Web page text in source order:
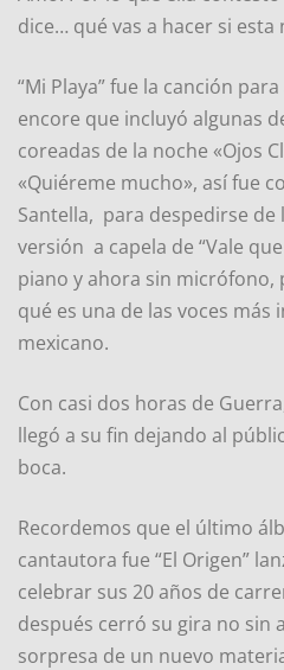
dice… qué vas a hacer si esta
“Mi Playa” fue la canción
encore que incluyó algunas
coreadas de la noche «Ojos
«Quiéreme mucho», así fue
Santella, para despedirse de
versión a capela de “Vale
piano y ahora sin
qué es una de las voces más
mexicano.
Con casi dos horas de
llegó a su fin dejando al
boca.
Recordemos que el último
cantautora fue “El Origen”
celebrar sus 20 años de
después cerró su gira no sin
sorpresa de un nuevo